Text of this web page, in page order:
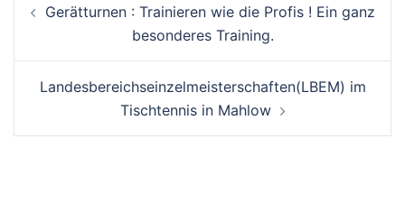
Gerätturnen : Trainieren wie die Profis ! Ein ganz
besonderes Training.
Landesbereichseinzelmeisterschaften(LBEM) im
Tischtennis in Mahlow